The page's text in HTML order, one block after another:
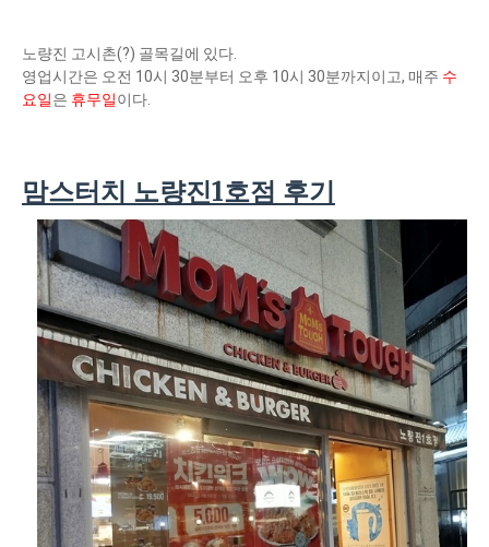
노량진 고시촌(?) 골목길에 있다.
영업시간은 오전 10시 30분부터 오후 10시 30분까지이고, 매주 수
요일은 휴무일이다.
맘스터치 노량진1호점 후기